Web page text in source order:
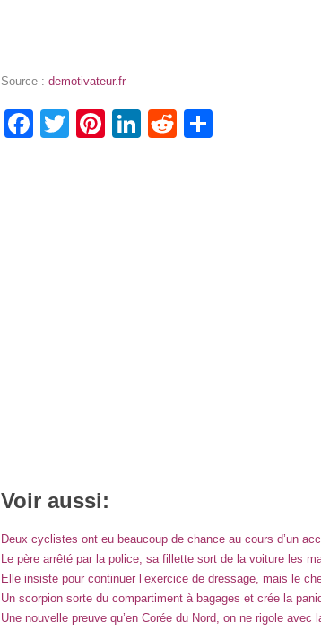
Source : demotivateur.fr
Facebook
TwitterPinterest
LinkedIn
Reddit
Voir aussi:
Deux cyclistes ont eu beaucoup de chance au cours d’un
Le père arrêté par la police, sa fillette sort de la voiture les
Elle insiste pour continuer l’exercice de dressage, mais le
Un scorpion sorte du compartiment à bagages et crée la
Une nouvelle preuve qu’en Corée du Nord, on ne rigole